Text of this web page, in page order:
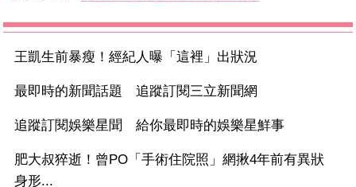
王凱生前暴瘦！經紀人曝「這裡」出狀況
最即時的新聞話題 追蹤訂閱三立新聞網
追蹤訂閱娛樂星聞 給你最即時的娛樂星鮮事
肥大叔猝逝！曾PO「手術住院照」網揪4年前有異狀
身形...